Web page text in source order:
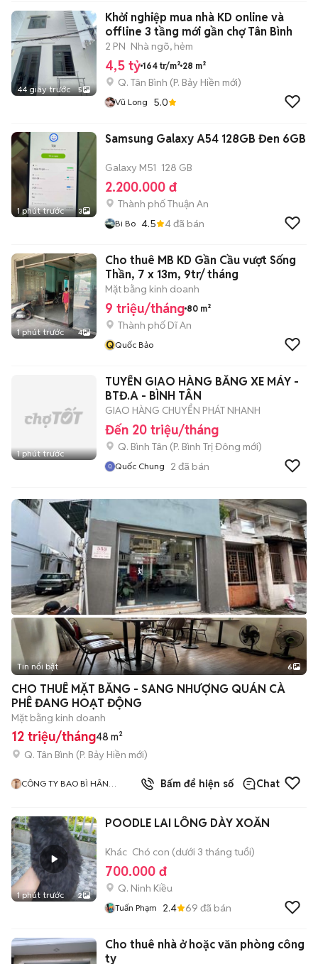
44 giây trước 5
Khởi nghiệp mua nhà KD online và
offline 3 tầng mới gần chợ Tân Bình
2 PN Nhà ngõ, hẻm
4,5 tỷ 164 tr/m² 28 m²
Q. Tân Bình (P. Bảy Hiền mới)
Vũ Long 5.0
1 phút trước 3
Samsung Galaxy A54 128GB Đen 6GB
Galaxy M51 128 GB
2.200.000 đ
Thành phố Thuận An
Bi Bo 4.5 4đã bán
1 phút trước 4
Cho thuê MB KD Gần Cầu vượt Sống
Thần, 7 x 13m, 9tr/ tháng
Mặt bằng kinh doanh
9 triệu/tháng 80 m²
Thành phố Dĩ An
QQuốc Bảo
1 phút trước
TUYỂN GIAO HÀNG BẰNG XE MÁY -
BTĐ.A - BÌNH TÂN
GIAO HÀNG CHUYỂN PHÁT NHANH
Đến 20 triệu/tháng
Q. Bình Tân (P. Bình Trị Đông mới)
Quốc Chung 2 đã bán
+2
Tin nổi bật 6
CHO THUÊ MẶT BẰNG - SANG NHƯỢNG QUÁN CÀ
PHÊ ĐANG HOẠT ĐỘNG
Mặt bằng kinh doanh
12 triệu/tháng48 m²
Q. Tân Bình (P. Bảy Hiền mới)
CÔNG TY BAO BÌ HÂN
Bấm để hiện số Chat
1 phút trước 2
POODLE LAI LÔNG DÀY XOĂN
Khác Chó con (dưới 3 tháng tuổi)
700.000 đ
Q. Ninh Kiều
Tuấn Phạm 2.4 69 đã bán
Cho thuê nhà ở hoặc văn phòng công
ty